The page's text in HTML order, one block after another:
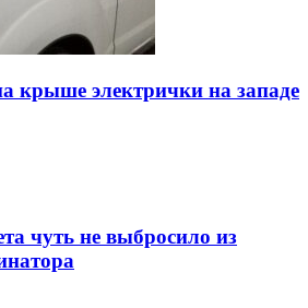
крыше электрички на западе
чуть не выбросило из